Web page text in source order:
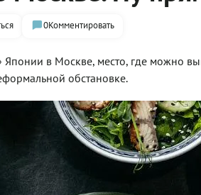
0Комментировать
в Москве, место, где можно
обстановке.